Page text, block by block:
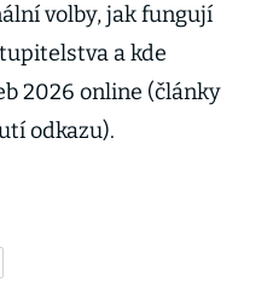
volby, jak fungují
a kde
2026 online (články
odkazu).